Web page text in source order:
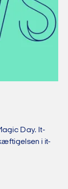
Day. It-
i it-